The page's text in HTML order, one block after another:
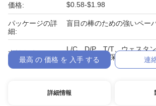
価格: $0.58-$1.98
パッケージの詳
細:
盲目の棒のための強いペー
支払条件:
L/C、D/P、T/T、ウェスタ
Paypalの貿易保証。テラス
最高 の 価格 を 入手 する 連
詳細情報